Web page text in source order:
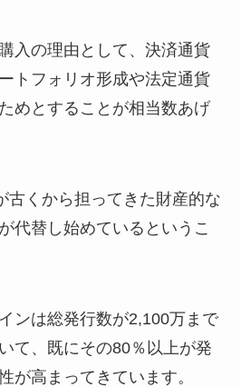
入の理由として、決済通貨
トフォリオ形成や法定通貨
めとすることが相当数あげ
古くから担ってきた財産的な
代替し始めているというこ
ンは総発行数が2,100万まで
て、既にその80％以上が発
が高まってきています。